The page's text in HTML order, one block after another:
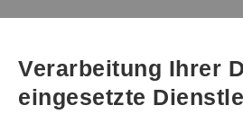
Verarbeitung Ihrer
eingesetzte